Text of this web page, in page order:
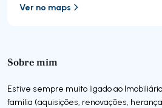
Sobre mim
Estive sempre muito ligado ao
família (aquisições, renovações,
Ver no maps